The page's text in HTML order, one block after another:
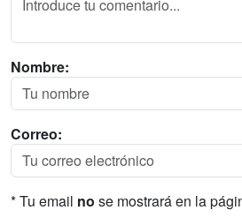
Nombre:
Correo:
* Tu email no se mostrará en la